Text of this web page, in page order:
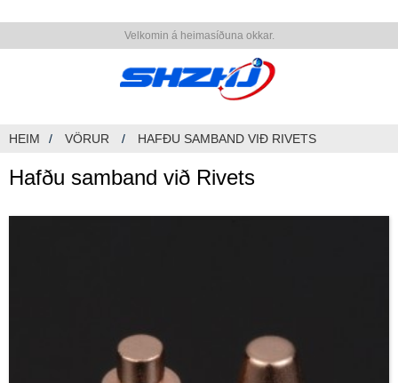
Velkomin á heimasíðuna okkar.
HEIM VÖRUR HAFÐU SAMBAND VIÐ RIVETS
Hafðu samband við Rivets